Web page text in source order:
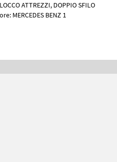
DOPPIO SFILO
MERCEDES BENZ 1